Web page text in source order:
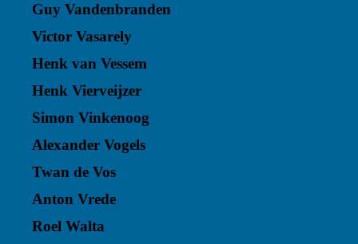
Guy Vandenbranden
Victor Vasarely
Henk van Vessem
Henk Vierveijzer
Simon Vinkenoog
Alexander Vogels
Twan de Vos
Anton Vrede
Roel Walta